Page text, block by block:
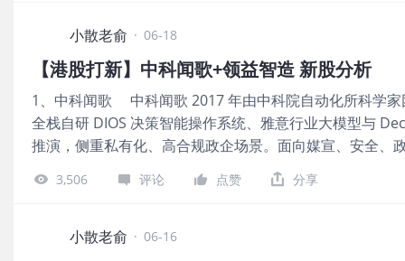
汇、芯耀投资、晶合集成香港、摩根大通资管亚太、胜
瓴资本、Huadeng Victorious、澜起科技、永联投资、
金、广发基金、海耀实业、阳光电源香港；基石合计共
顶了。 公司从2023~2025年的营收分别是8.29亿、9.54
2023~2025年的净利润分别是1.79亿、1.61亿、2.9亿，
算，356.26亿港元市值发行31.64亿，发行比例是8.88%
早就在A股上市，这次
小散老俞 · 06-18
【港股打新】中科闻歌+领益智造 新股分析
1、中科闻歌 中科闻歌 2017 年由中科院自动化所科学
全栈自研 DIOS 决策智能操作系统、雅意行业大模型与
推演，侧重私有化、高合规政企场景。面向媒宣、安全、
上千家政企单位，依托数据智能为客户做风险研判与辅
元，每手股数200股，最低认购12262.44港元，市值
一共有6名基石投资者，包括中国东方增强收益基金、嘉
3,506 评论 点赞 分享
小散老俞 · 06-16